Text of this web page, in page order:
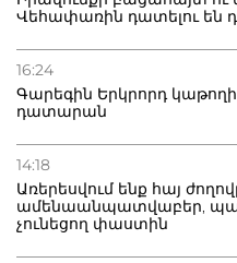
Վեհափառին դատելու են
16:24
Գարեգին Երկրորդ
դատարան
14:18
Առերեսվում ենք հայ
ամենաանպատվաբեր,
չունեցող փաստին